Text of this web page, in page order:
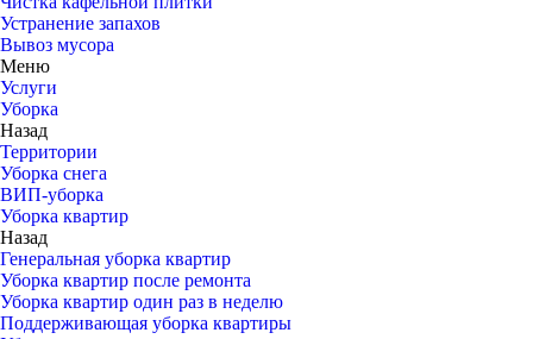
Устранение запахов
Вывоз мусора
Меню
Услуги
Уборка
Назад
Территории
Уборка снега
ВИП-уборка
Уборка квартир
Назад
Генеральная уборка квартир
Уборка квартир после ремонта
Уборка квартир один раз в неделю
Поддерживающая уборка квартиры